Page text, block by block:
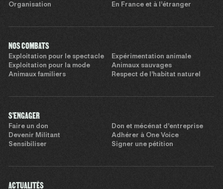
Organisation
En France et à l’étranger
NOS COMBATS
Exploitation pour le spectacle
Expérimentation animale
Exploitation pour la mode
Animaux sauvages
Animaux familiers
Respect de l’habitat naturel
S'ENGAGER
Faire un don
Don et mécénat d’entreprise
Devenir Militant
Adhérer à One Voice
Sensibiliser
Signer une pétition
ACTUALITÉS